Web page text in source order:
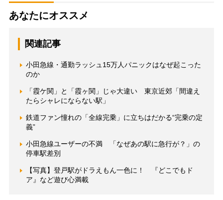
あなたにオススメ
関連記事
小田急線・通勤ラッシュ15万人パニックはなぜ起こった
のか
「霞ケ関」と「霞ヶ関」じゃ大違い 東京近郊「間違え
たらシャレにならない駅」
鉄道ファン憧れの「全線完乗」に立ちはだかる“完乗の定
義”
小田急線ユーザーの不満 「なぜあの駅に急行が？」の
停車駅差別
【写真】登戸駅がドラえもん一色に！ 『どこでもド
ア』など遊び心満載